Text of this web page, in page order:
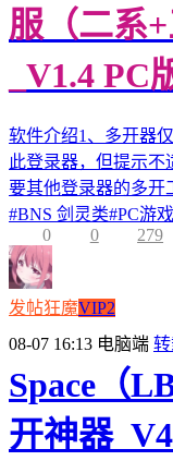
服（二系
_V1.4 PC
软件介绍1、多开器
此登录器，但提示不
要其他登录器的多开
#BNS 剑灵类#PC游戏
0
0 279
发帖狂魔VIP2
08-07 16:13 电脑端
Space（
开神器